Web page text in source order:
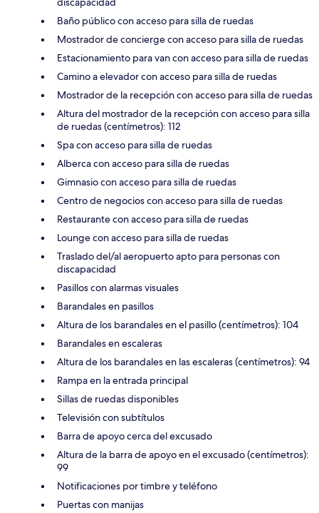
Baño público con acceso para silla de ruedas
Mostrador de concierge con acceso para silla de ruedas
Estacionamiento para van con acceso para silla de ruedas
Camino a elevador con acceso para silla de ruedas
Mostrador de la recepción con acceso para silla de ruedas
Altura del mostrador de la recepción con acceso para silla
de ruedas (centímetros): 112
Spa con acceso para silla de ruedas
Alberca con acceso para silla de ruedas
Gimnasio con acceso para silla de ruedas
Centro de negocios con acceso para silla de ruedas
Restaurante con acceso para silla de ruedas
Lounge con acceso para silla de ruedas
Traslado del/al aeropuerto apto para personas con
discapacidad
Pasillos con alarmas visuales
Barandales en pasillos
Altura de los barandales en el pasillo (centímetros): 104
Barandales en escaleras
Altura de los barandales en las escaleras (centímetros): 94
Rampa en la entrada principal
Sillas de ruedas disponibles
Televisión con subtítulos
Barra de apoyo cerca del excusado
Altura de la barra de apoyo en el excusado (centímetros):
99
Notificaciones por timbre y teléfono
Puertas con manijas